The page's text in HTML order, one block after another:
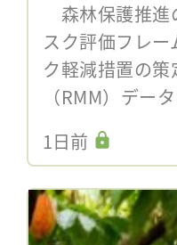
森林保護推進
スク評価フレ
ク軽減措置の
（RMM）デー
1日前